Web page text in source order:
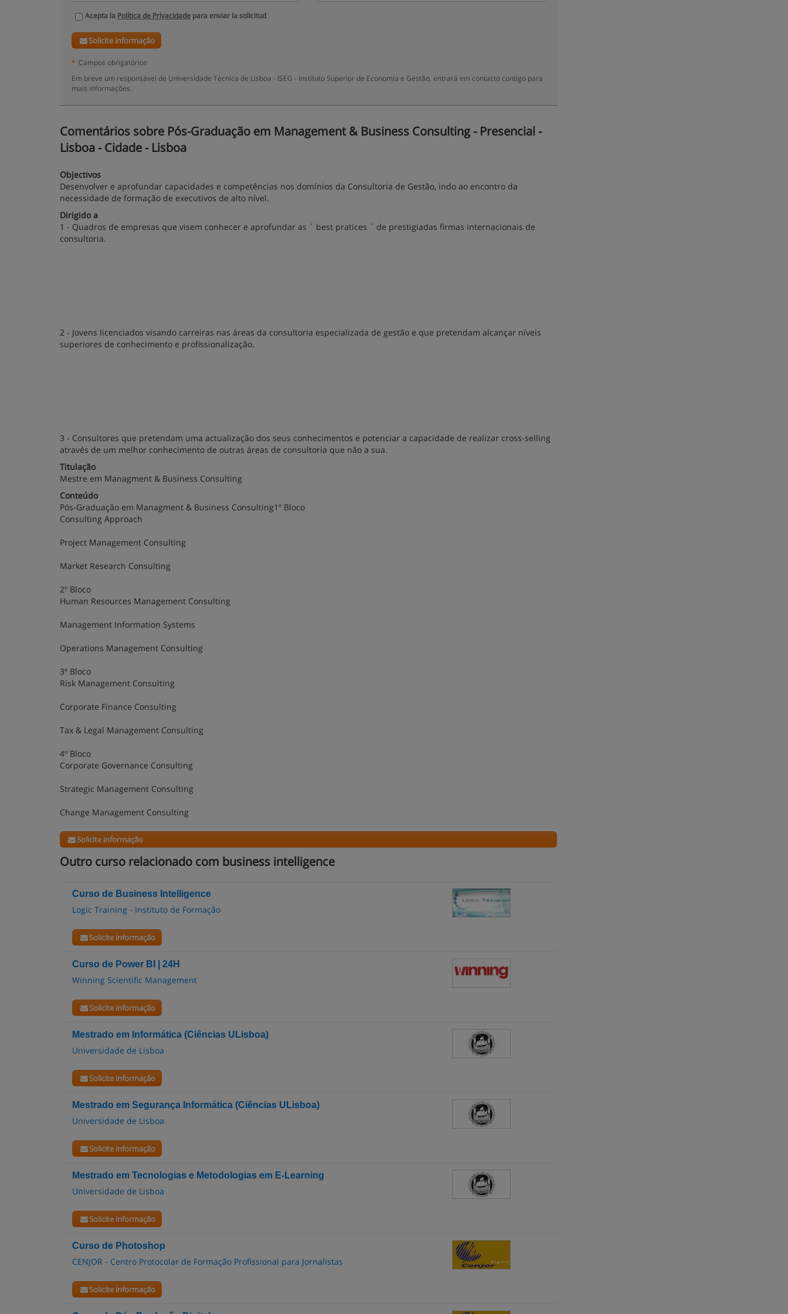
Acepta la Política de Privacidade para enviar la solicitud
Solicite informação
* Campos obrigatórios
Em breve um responsável de Universidade Técnica de Lisboa - ISEG - Instituto Superior de Economia e Gestão, entrará em contacto contigo para
mais informações.
Comentários sobre Pós-Graduação em Management & Business Consulting - Presencial -
Lisboa - Cidade - Lisboa
Objectivos
Desenvolver e aprofundar capacidades e competências nos domínios da Consultoria de Gestão, indo ao encontro da
necessidade de formação de executivos de alto nível.
Dirigido a
1 - Quadros de empresas que visem conhecer e aprofundar as ´ best pratices ´ de prestigiadas firmas internacionais de
consultoria.
2 - Jovens licenciados visando carreiras nas áreas da consultoria especializada de gestão e que pretendam alcançar níveis
superiores de conhecimento e profissionalização.
3 - Consultores que pretendam uma actualização dos seus conhecimentos e potenciar a capacidade de realizar cross-selling
através de um melhor conhecimento de outras áreas de consultoria que não a sua.
Titulação
Mestre em Managment & Business Consulting
Conteúdo
Pós-Graduação em Managment & Business Consulting1º Bloco
Consulting Approach
Project Management Consulting
Market Research Consulting
2º Bloco
Human Resources Management Consulting
Management Information Systems
Operations Management Consulting
3º Bloco
Risk Management Consulting
Corporate Finance Consulting
Tax & Legal Management Consulting
4º Bloco
Corporate Governance Consulting
Strategic Management Consulting
Change Management Consulting
Solicite informação
Outro curso relacionado com business intelligence
Curso de Business Intelligence
Logic Training - Instituto de Formação
Solicite informação
Curso de Power BI | 24H
Winning Scientific Management
Solicite informação
Mestrado em Informática (Ciências ULisboa)
Universidade de Lisboa
Solicite informação
Mestrado em Segurança Informática (Ciências ULisboa)
Universidade de Lisboa
Solicite informação
Mestrado em Tecnologias e Metodologias em E-Learning
Universidade de Lisboa
Solicite informação
Curso de Photoshop
CENJOR - Centro Protocolar de Formação Profissional para Jornalistas
Solicite informação